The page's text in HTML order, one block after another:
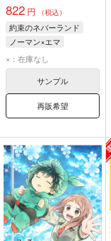
822 円 （税込）
約束のネバーランド
ノーマン×エマ
ノーマン
×：在庫なし
サンプル
再販希望